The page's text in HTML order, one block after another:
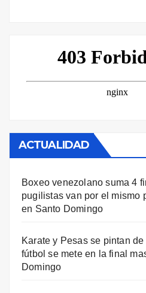
ACTUALIDAD
Boxeo venezolano suma 4
pugilistas van por el mismo
en Santo Domingo
Karate y Pesas se pintan
fútbol se mete en la final
Domingo